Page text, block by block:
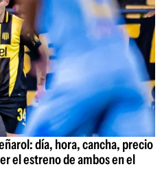
día, hora, cancha, precio
el estreno de ambos en el